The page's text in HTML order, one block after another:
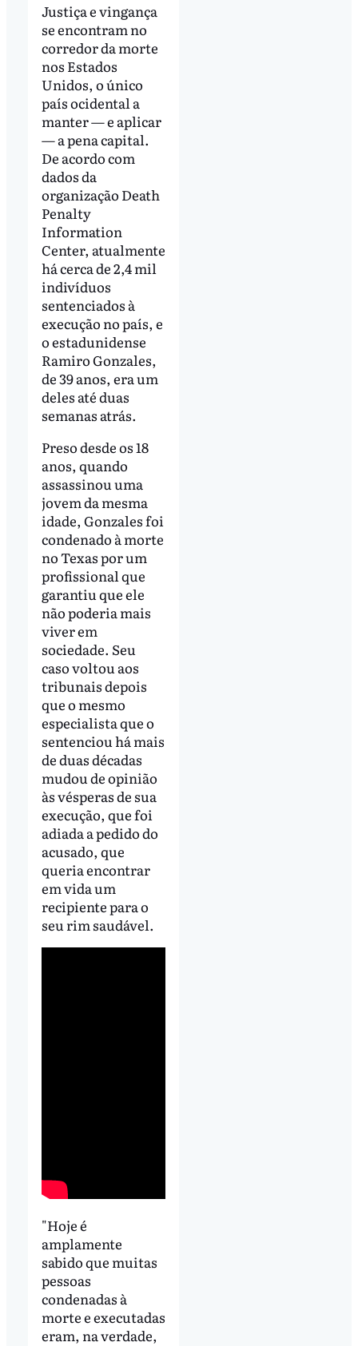
Justiça e vingança
se encontram no
corredor da morte
nos Estados
Unidos, o único
país ocidental a
manter — e aplicar
— a pena capital.
De acordo com
dados da
organização Death
Penalty
Information
Center, atualmente
há cerca de 2,4 mil
indivíduos
sentenciados à
execução no país, e
o estadunidense
Ramiro Gonzales,
de 39 anos, era um
deles até duas
semanas atrás.
Preso desde os 18
anos, quando
assassinou uma
jovem da mesma
idade, Gonzales foi
condenado à morte
no Texas por um
profissional que
garantiu que ele
não poderia mais
viver em
sociedade. Seu
caso voltou aos
tribunais depois
que o mesmo
especialista que o
sentenciou há mais
de duas décadas
mudou de opinião
às vésperas de sua
execução, que foi
adiada a pedido do
acusado, que
queria encontrar
em vida um
recipiente para o
seu rim saudável.
"Hoje é
amplamente
sabido que muitas
pessoas
condenadas à
morte e executadas
eram, na verdade,